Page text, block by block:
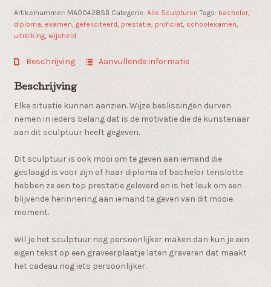
aantal
Artikelnummer: MA00428SB Categorie: Alle Sculpturen Tags: bachelor,
diploma examen gefeliciteerd prestatie proficiat, schoolexamen
uitreiking, wijsheid
Beschrijving Aanvullende informatie
Beschrijving
Elke situatie kunnen aanzien. Wijze beslissingen durven
nemen in ieders belang dat is de motivatie die de kunstenaar
aan dit sculptuur heeft gegeven.
Dit sculptuur is ook mooi om te geven aan iemand die
geslaagd is voor zijn of haar diploma of bachelor tenslotte
hebben ze een top prestatie geleverd en is het leuk om een
blijvende herinnering aan iemand te geven van dit mooie
moment.
Wil je het sculptuur nog persoonlijker maken dan kun je een
eigen tekst op een graveerplaatje laten graveren dat maakt
het cadeau nog iets persoonlijker.